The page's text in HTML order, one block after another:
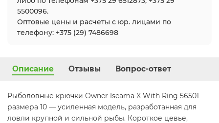
5500096.
Оптовые цены и расчеты с юр. лицами по
телефону: +375 (29) 7486698
Описание Отзывы Вопрос-ответ
Рыболовные крючки Owner Iseama X With Ring 56501
размера 10 — усиленная модель, разработанная для
ловли крупной и сильной рыбы. Короткое цевье,